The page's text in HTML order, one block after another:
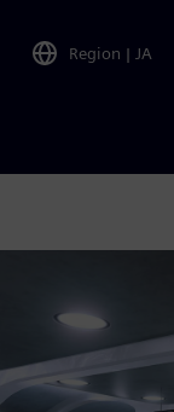
Region | JA